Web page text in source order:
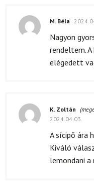
M. Béla
Nagyon
rendeltem.
elégedett
K. Zoltán
2024.04.03.
A sícipő ára
Kiváló
lemondani a